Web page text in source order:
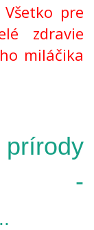
Všetko pre
zdravie
miláčika
-